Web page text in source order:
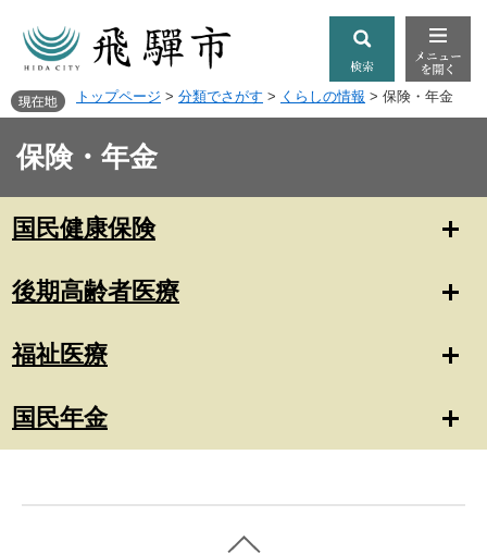
トップページ > 分類でさがす > くらしの情報 > 保険・年金
保険・年金
国民健康保険
後期高齢者医療
福祉医療
国民年金